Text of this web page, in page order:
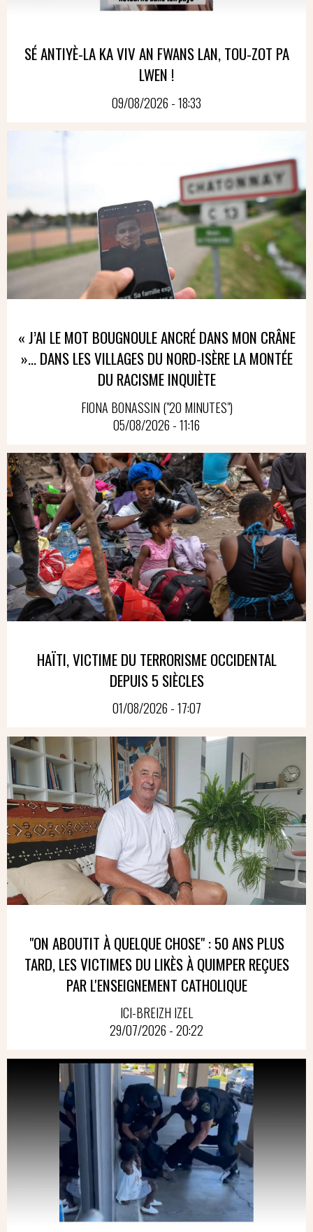
SÉ ANTIYÈ-LA KA VIV AN FWANS LAN, TOU-ZOT PA
LWEN !
09/08/2026 - 18:33
« J’AI LE MOT BOUGNOULE ANCRÉ DANS MON CRÂNE
»… DANS LES VILLAGES DU NORD-ISÈRE LA MONTÉE
DU RACISME INQUIÈTE
FIONA BONASSIN ("20 MINUTES")
05/08/2026 - 11:16
HAÏTI, VICTIME DU TERRORISME OCCIDENTAL
DEPUIS 5 SIÈCLES
01/08/2026 - 17:07
"ON ABOUTIT À QUELQUE CHOSE" : 50 ANS PLUS
TARD, LES VICTIMES DU LIKÈS À QUIMPER REÇUES
PAR L'ENSEIGNEMENT CATHOLIQUE
ICI-BREIZH IZEL
29/07/2026 - 20:22